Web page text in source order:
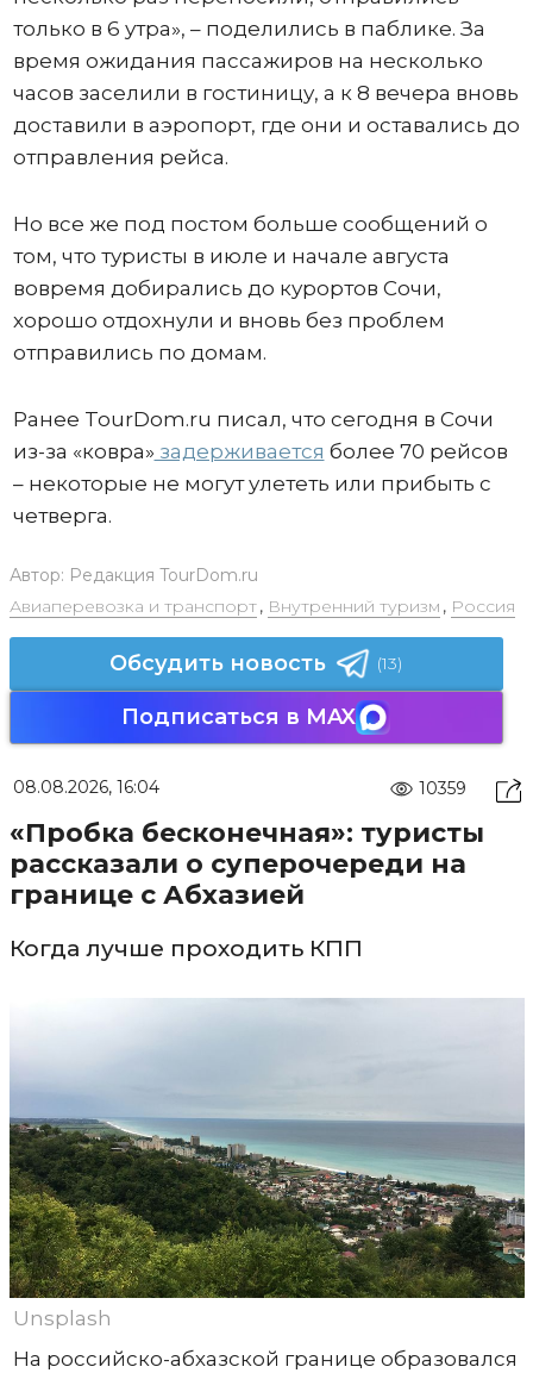
только в 6 утра», – поделились в паблике. За
время ожидания пассажиров на несколько
часов заселили в гостиницу, а к 8 вечера вновь
доставили в аэропорт, где они и оставались до
отправления рейса.
Но все же под постом больше сообщений о
том, что туристы в июле и начале августа
вовремя добирались до курортов Сочи,
хорошо отдохнули и вновь без проблем
отправились по домам.
Ранее TourDom.ru писал, что сегодня в Сочи
из-за «ковра» задерживается более 70 рейсов
– некоторые не могут улететь или прибыть с
четверга.
Автор: Редакция TourDom.ru
Авиаперевозка и транспорт, Внутренний туризм , Россия
Обсудить новость (13)
Подписаться в MAX
08.08.2026, 16:04 10359
«Пробка бесконечная»: туристы
рассказали о суперочереди на
границе с Абхазией
Когда лучше проходить КПП
Unsplash
На российско-абхазской границе образовался